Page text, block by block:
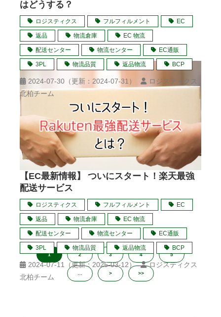
はどうする？
ロジスティクス フルフィルメント EC
返品 物流倉庫 EC 物流
配送センター 物流センター EC通販
3PL 物流品質 返品物流 BCP
2024-07-30 （更新： 2024-07-31）
ロジスティクス
北柏チーム
【EC最新情報】 ついにスタート！楽天最強
配送サービス
ロジスティクス フルフィルメント EC
返品 物流倉庫 EC 物流
配送センター 物流センター EC通販
3PL 物流品質 返品物流 BCP
2024-07-11 （更新： 2025-03-12）
ロジスティクス
北柏チーム
1 2 3 4 5
> >>